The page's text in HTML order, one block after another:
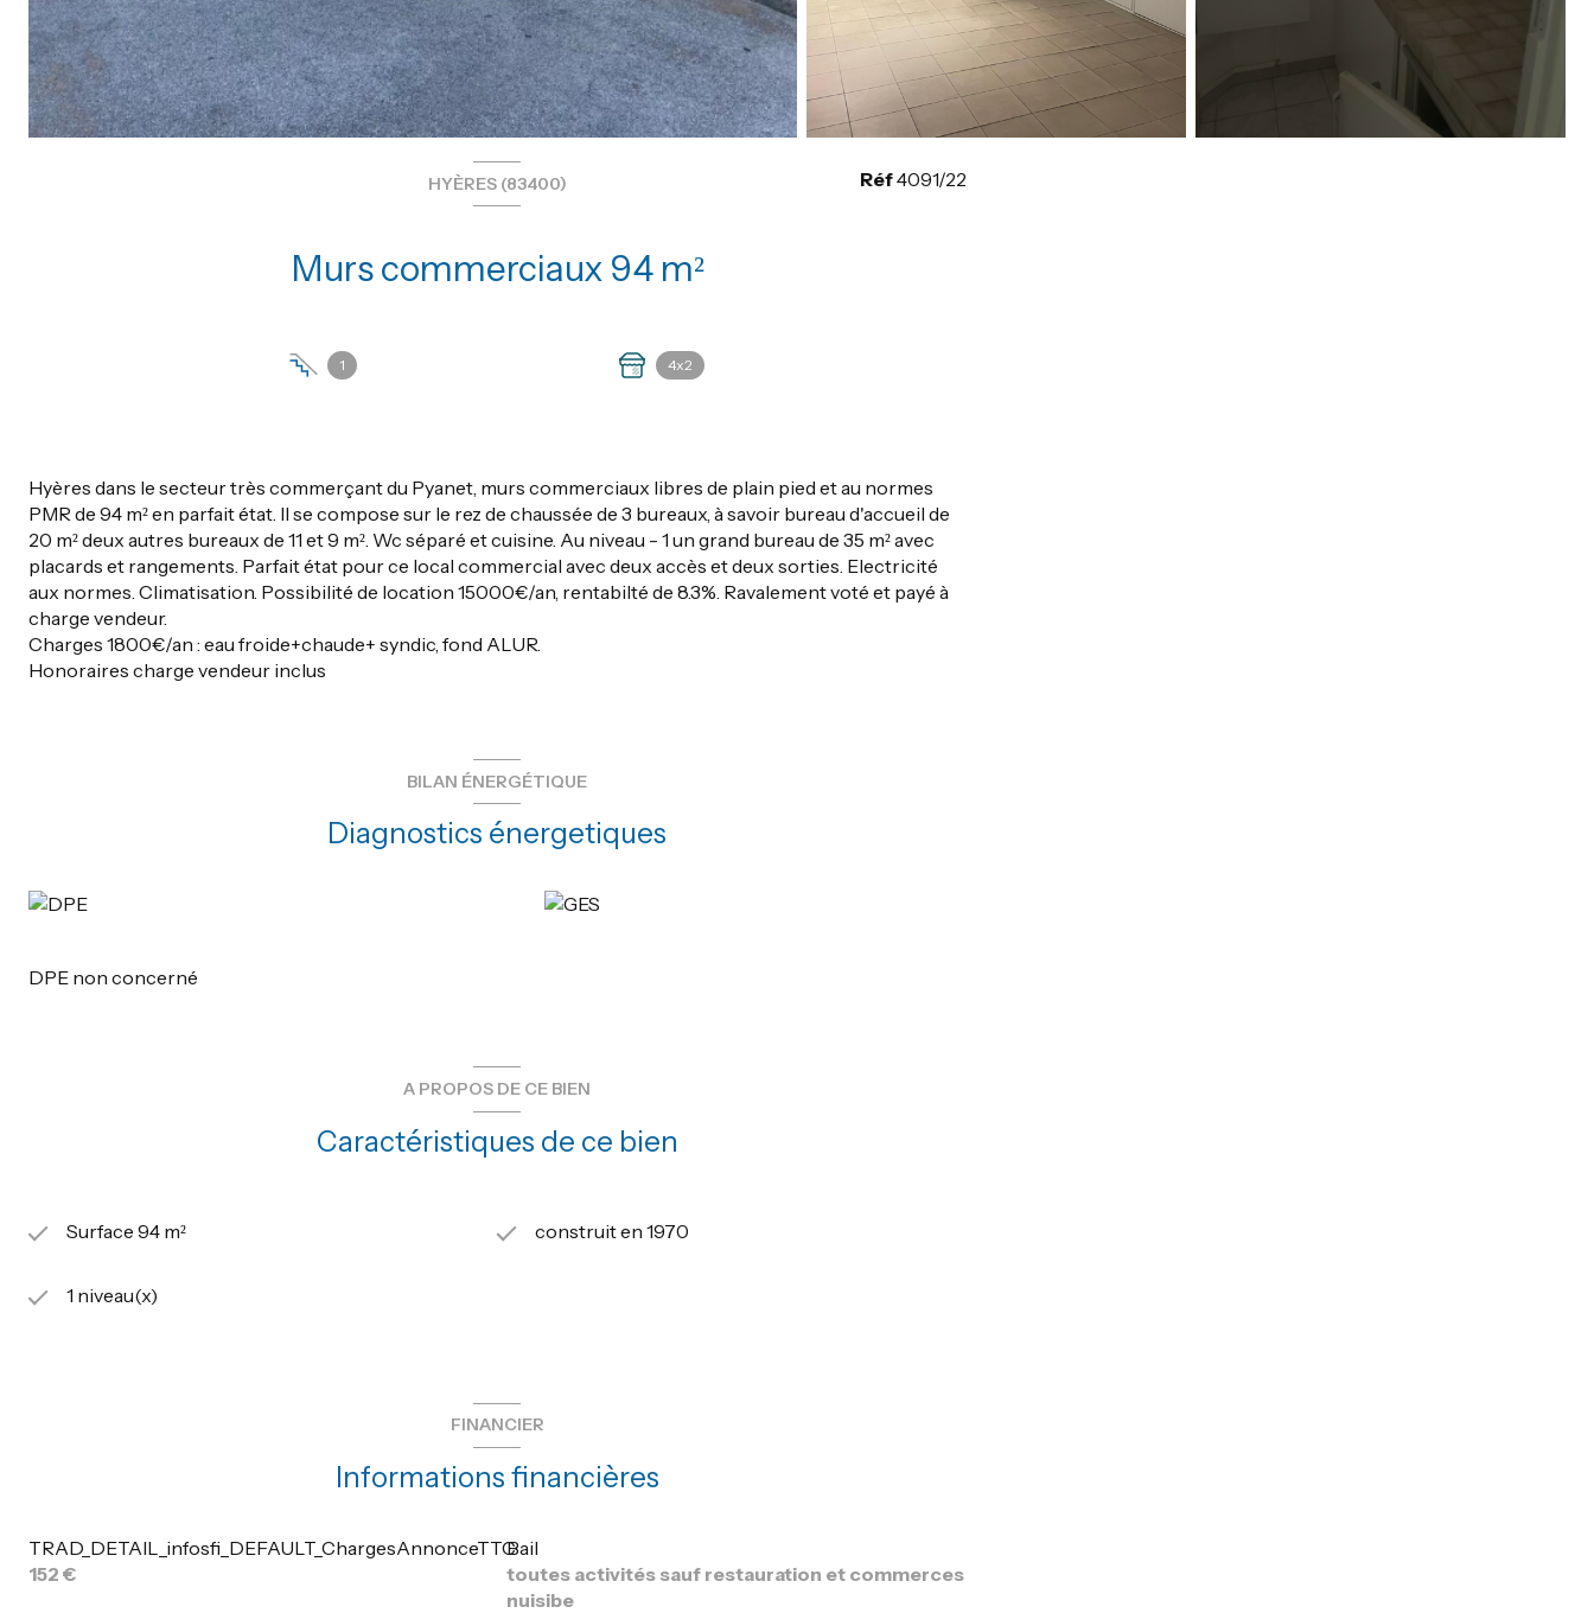
HYÈRES (83400)
Murs commerciaux 94 m²
1 4x2
Réf4091/22
Hyères dans le secteur très commerçant du Pyanet, murs commerciaux libres de plain pied et au normes
PMR de 94 m² en parfait état. Il se compose sur le rez de chaussée de 3 bureaux, à savoir bureau d'accueil de
20 m² deux autres bureaux de 11 et 9 m². Wc séparé et cuisine. Au niveau - 1 un grand bureau de 35 m² avec
placards et rangements. Parfait état pour ce local commercial avec deux accès et deux sorties. Electricité
aux normes. Climatisation. Possibilité de location 15000€/an, rentabilté de 8.3%. Ravalement voté et payé à
charge vendeur.
Charges 1800€/an : eau froide+chaude+ syndic, fond ALUR.
Honoraires charge vendeur inclus
BILAN ÉNERGÉTIQUE
Diagnostics énergetiques
DPE non concerné
A PROPOS DE CE BIEN
Caractéristiques de ce bien
Surface 94 m² construit en 1970
1 niveau(x)
FINANCIER
Informations financières
TRAD_DETAIL_infosfi_DEFAULT_ChargesAnnonceTTC
152 €
Bail
toutes activités sauf restauration et commerces
nuisibe